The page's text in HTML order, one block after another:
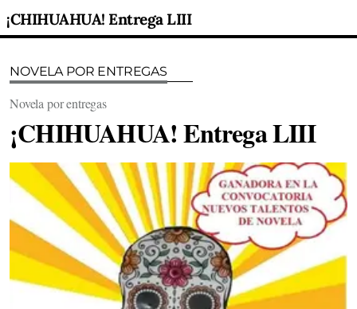
¡CHIHUAHUA! Entrega LIII
NOVELA POR ENTREGAS
Novela por entregas
¡CHIHUAHUA! Entrega LIII